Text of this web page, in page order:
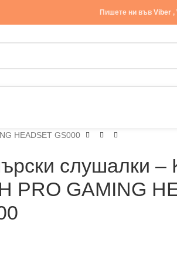
Пишете ни във Viber ,
HEADSET GS000
слушалки –
PRO GAMING